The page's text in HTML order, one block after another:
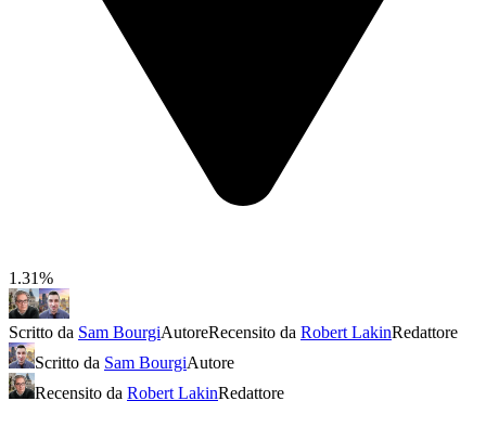
1.31%
Scritto da Sam BourgiAutoreRecensito da Robert LakinRedattore
Scritto da Sam BourgiAutore
Recensito da Robert LakinRedattore